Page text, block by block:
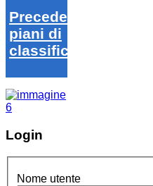
Precedenti
piani di
classifica
Login
Nome utente